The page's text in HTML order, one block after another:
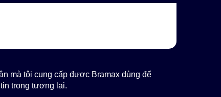
mà tôi cung cấp được Bramax dùng để
trong tương lai.